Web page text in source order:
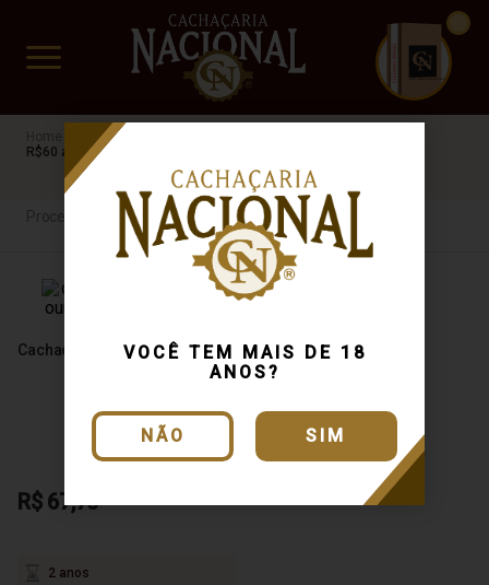
VOCÊ TEM MAIS DE 18
ANOS?
NÃO SIM
www.cachacarianacional.com.br
CUIDADO FRÁGIL
Cachaça
R$60 a R$100
Processo de Produção
Cachaça Da Posse Ouro 700ml
R$ 67,70
2 anos